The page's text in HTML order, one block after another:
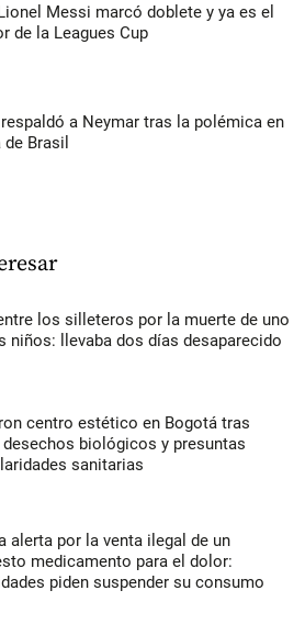
Messi marcó doblete y ya es el
de la Leagues Cup
a Neymar tras la polémica en
de Brasil
los silleteros por la muerte de uno
niños: llevaba dos días desaparecido
centro estético en Bogotá tras
desechos biológicos y presuntas
sanitarias
alerta por la venta ilegal de un
medicamento para el dolor:
piden suspender su consumo